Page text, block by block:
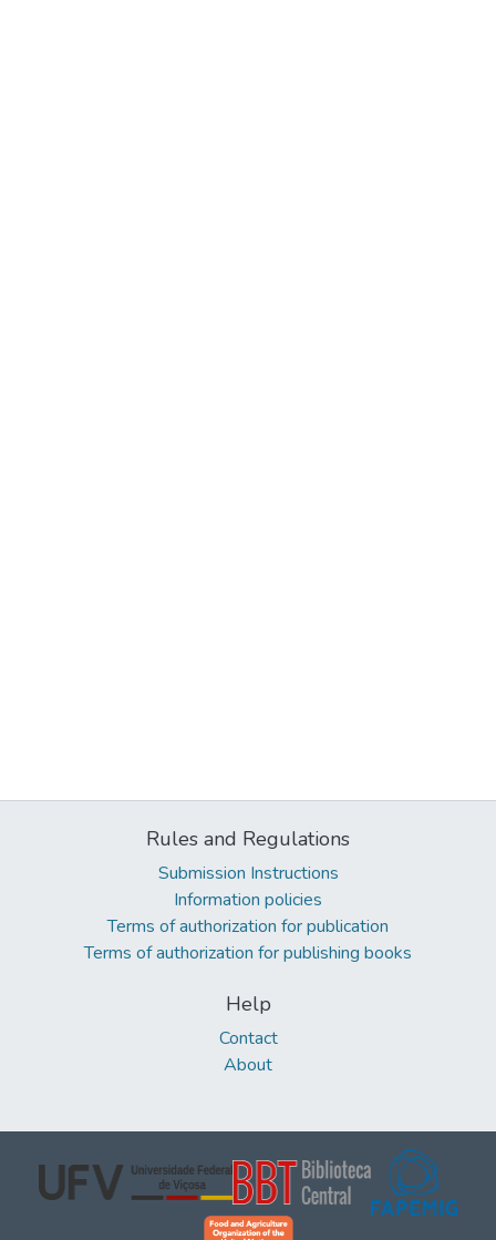
Rules and Regulations
Submission Instructions
Information policies
Terms of authorization for publication
Terms of authorization for publishing books
Help
Contact
About